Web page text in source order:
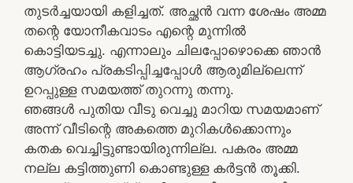
തുടർച്ചയായി കളിച്ചത്. അച്ഛൻ വന്ന ശേഷം അമ്മ
തന്റെ യോനീകവാടം എന്റെ മുന്നിൽ
കൊട്ടിയടച്ചു. എന്നാലും ചിലപ്പോഴൊക്കെ ഞാൻ
ആഗ്രഹം പ്രകടിപ്പിച്ചപ്പോൾ ആരുമില്ലെന്ന്
ഉറപ്പുള്ള സമയത്ത് തുറന്നു തന്നു.
ഞങ്ങൾ പുതിയ വീടു വെച്ചു മാറിയ സമയമാണ്
അന്ന് വീടിന്റെ അകത്തെ മുറികൾക്കൊന്നും
കതക വെച്ചിട്ടുണ്ടായിരുന്നില്ല. പകരം അമ്മ
നല്ല കട്ടിത്തുണി കൊണ്ടുള്ള കർട്ടൻ തൂക്കി.